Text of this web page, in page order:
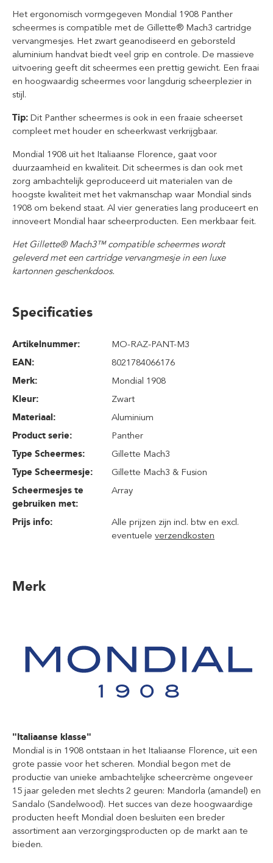
Het ergonomisch vormgegeven Mondial 1908 Panther
scheermes is compatible met de Gillette® Mach3 cartridge
vervangmesjes. Het zwart geanodiseerd en geborsteld
aluminium handvat biedt veel grip en controle. De massieve
uitvoering geeft dit scheermes een prettig gewicht. Een fraai
en hoogwaardig scheermes voor langdurig scheerplezier in
stijl.
Tip: Dit Panther scheermes is ook in een fraaie scheerset
compleet met houder en scheerkwast verkrijgbaar.
Mondial 1908 uit het Italiaanse Florence, gaat voor
duurzaamheid en kwaliteit. Dit scheermes is dan ook met
zorg ambachtelijk geproduceerd uit materialen van de
hoogste kwaliteit met het vakmanschap waar Mondial sinds
1908 om bekend staat. Al vier generaties lang produceert en
innoveert Mondial haar scheerproducten. Een merkbaar feit.
Het Gillette® Mach3™ compatible scheermes wordt
geleverd met een cartridge vervangmesje in een luxe
kartonnen geschenkdoos.
Specificaties
Artikelnummer:
MO-RAZ-PANT-M3
EAN:
8021784066176
Merk:
Mondial 1908
Kleur:
Zwart
Materiaal:
Aluminium
Product serie:
Panther
Type Scheermes:
Gillette Mach3
Type Scheermesje:
Gillette Mach3 & Fusion
Scheermesjes te
gebruiken met:
Array
Prijs info:
Alle prijzen zijn incl. btw en excl.
eventueleverzendkosten
Merk
"Italiaanse klasse"
Mondial is in 1908 ontstaan in het Italiaanse Florence, uit een
grote passie voor het scheren. Mondial begon met de
productie van unieke ambachtelijke scheercrème ongeveer
15 jaar geleden met slechts 2 geuren: Mandorla (amandel) en
Sandalo (Sandelwood). Het succes van deze hoogwaardige
producten heeft Mondial doen besluiten een breder
assortiment aan verzorgingsproducten op de markt aan te
bieden.